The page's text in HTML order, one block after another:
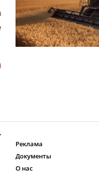
Реклама
Документы
О нас